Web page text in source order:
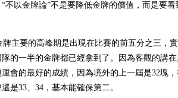
以金牌論”不是要降低金牌的價值，而是要看
主要的高峰期是出現在比賽的前五分之三，
的一半的金牌都已經拿到了。因為客觀的講
會的最好的成績，因為境外的上一屆是32塊
是33、34，基本能確保第二。